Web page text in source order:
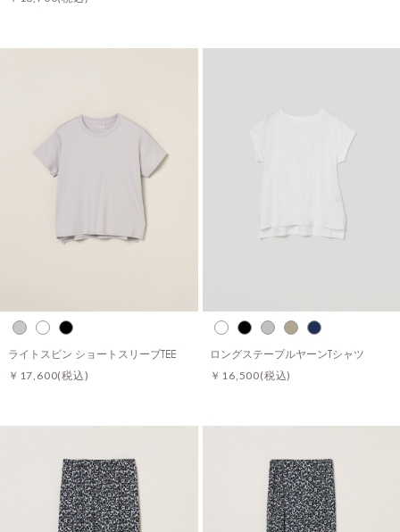
ライトスビン ショートスリーブTEE
￥17,600(税込)
ロングステープルヤーンTシャツ
￥16,500(税込)